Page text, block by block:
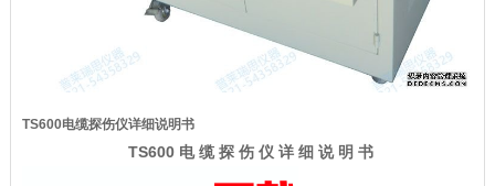
TS600电缆探伤仪详细说明书
TS600电 缆 探 伤 仪 详 细 说 明 书